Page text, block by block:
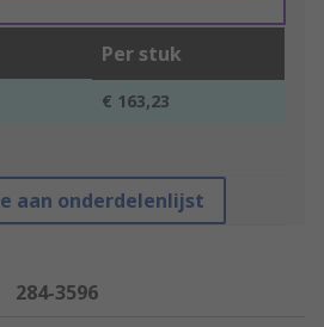
Per stuk
€ 163,23
aan onderdelenlijst
284-3596